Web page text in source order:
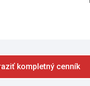
kompletný cenník